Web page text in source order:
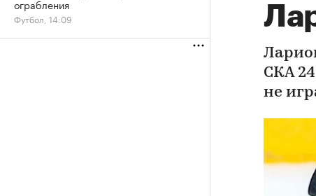
СКА
не
ограбления
Футбол, 14:09